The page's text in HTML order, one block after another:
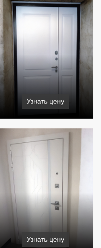
Узнать цену
Узнать цену